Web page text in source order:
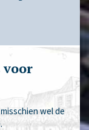
voor
wel de